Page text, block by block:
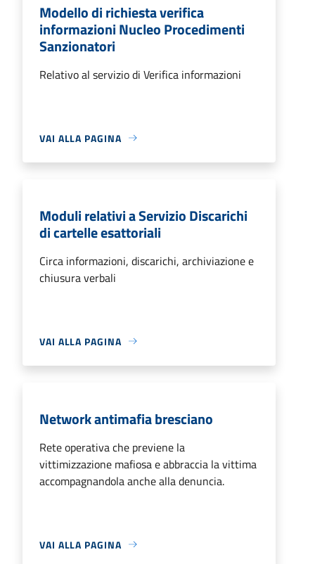
Modello di richiesta verifica
informazioni Nucleo Procedimenti
Sanzionatori
Relativo al servizio di Verifica informazioni
VAI ALLA PAGINA
Moduli relativi a Servizio Discarichi
di cartelle esattoriali
Circa informazioni, discarichi, archiviazione e
chiusura verbali
VAI ALLA PAGINA
Network antimafia bresciano
Rete operativa che previene la
vittimizzazione mafiosa e abbraccia la vittima
accompagnandola anche alla denuncia.
VAI ALLA PAGINA